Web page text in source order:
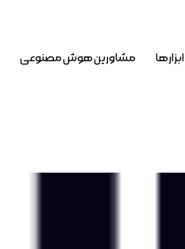
مشاورین هوش مصنوعی